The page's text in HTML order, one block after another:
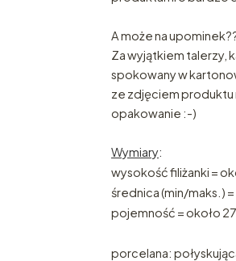
A może na
Za wyjątkiem talerzy,
spokowany w
ze zdjęciem produktu
opakowanie :-)
Wymiary:
wysokość filiżanki =
średnica (min/maks.)
pojemność = około
porcelana: